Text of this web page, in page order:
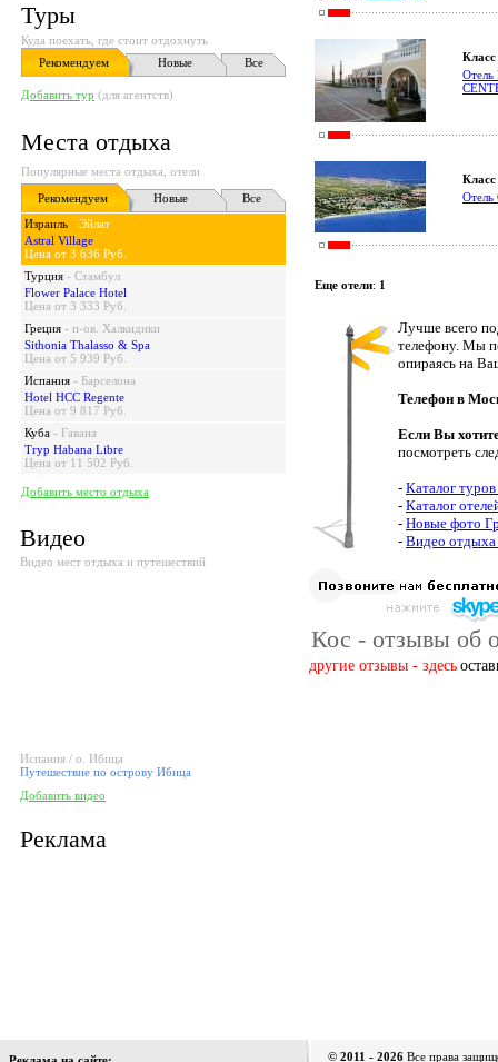
Туры
Куда поехать, где стоит отдохнуть
Рекомендуем
Новые Все
Добавить тур (для агентств)
Места отдыха
Популярные места отдыха, отели
Рекомендуем
Новые
Все
Израиль - Эйлат
Astral Village
Цена от 3 636 Руб.
Турция - Стамбул
Flower Palace Hotel
Цена от 3 333 Руб.
Греция - п-ов. Халкидики
Sithonia Thalasso & Spa
Цена от 5 939 Руб.
Испания - Барселона
Hotel HCC Regente
Цена от 9 817 Руб.
Куба - Гавана
Tryp Habana Libre
Цена от 11 502 Руб.
Добавить место отдыха
Видео
Видео мест отдыха и путешествий
Испания / о. Ибица
Путешествие по острову Ибица
Добавить видео
Реклама
Отель
Отель
Еще отели: 1
Лучше всего
телефону. Мы
опираясь на
Телефон в
Если Вы
посмотреть
- Каталог
- Каталог
- Новые фото
- Видео отдыха
Кос - отзывы об
другие отзывы - здесь
© 2011 - 2026 Все права